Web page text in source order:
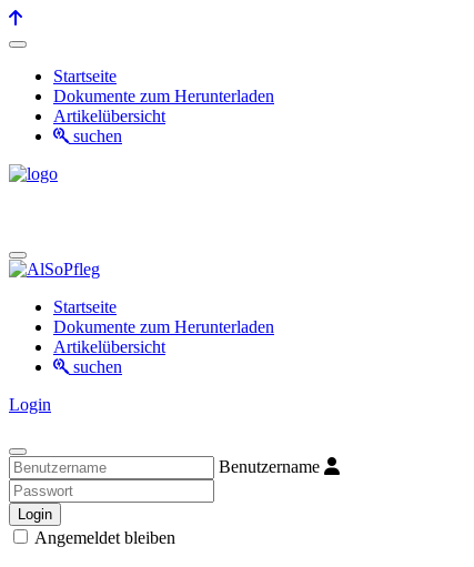
Startseite
Dokumente zum Herunterladen
Artikelübersicht
suchen
Startseite
Dokumente zum Herunterladen
Artikelübersicht
suchen
Login
Benutzername
Login
Angemeldet bleiben